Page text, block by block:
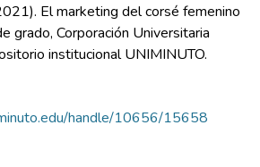
El marketing del corsé femenino
grado, Corporación Universitaria
institucional UNIMINUTO.
handle/10656/15658